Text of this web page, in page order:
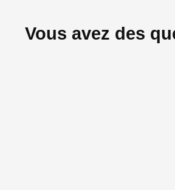
Vous avez des